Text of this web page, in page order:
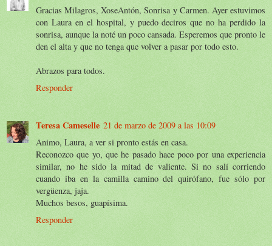
Gracias Milagros, XoseAntón, Sonrisa y Carmen. Ayer estuvimos
con Laura en el hospital, y puedo deciros que no ha perdido la
sonrisa, aunque la noté un poco cansada. Esperemos que pronto le
den el alta y que no tenga que volver a pasar por todo esto.
Abrazos para todos.
Responder
Teresa Cameselle 21 de marzo de 2009 a las 10:09
Animo, Laura, a ver si pronto estás en casa.
Reconozco que yo, que he pasado hace poco por una experiencia
similar, no he sido la mitad de valiente. Si no salí corriendo
cuando iba en la camilla camino del quirófano, fue sólo por
vergüenza, jaja.
Muchos besos, guapísima.
Responder